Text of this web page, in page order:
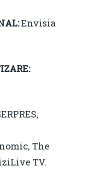
Envisia
The
TV.